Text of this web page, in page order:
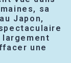
sa
Japon,
une